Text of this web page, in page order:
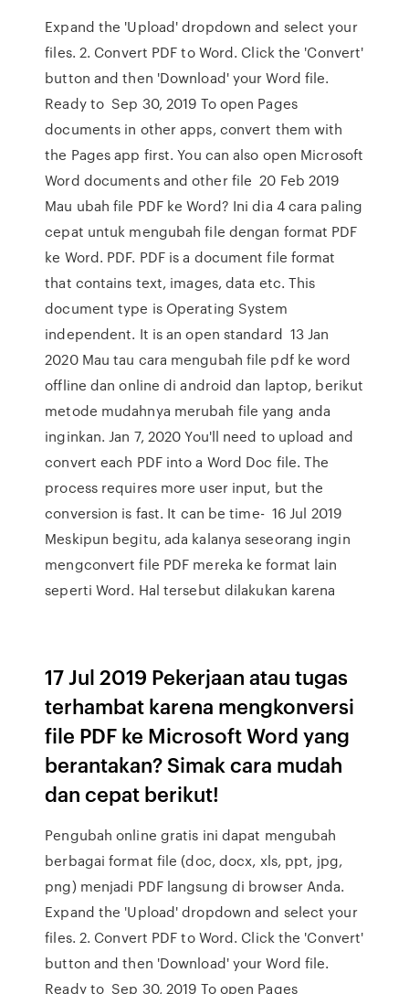
Expand the 'Upload' dropdown and select your
files. 2. Convert PDF to Word. Click the 'Convert'
button and then 'Download' your Word file.
Ready to Sep 30, 2019 To open Pages
documents in other apps, convert them with
the Pages app first. You can also open Microsoft
Word documents and other file 20 Feb 2019
Mau ubah file PDF ke Word? Ini dia 4 cara paling
cepat untuk mengubah file dengan format PDF
ke Word. PDF. PDF is a document file format
that contains text, images, data etc. This
document type is Operating System
independent. It is an open standard 13 Jan
2020 Mau tau cara mengubah file pdf ke word
offline dan online di android dan laptop, berikut
metode mudahnya merubah file yang anda
inginkan. Jan 7, 2020 You'll need to upload and
convert each PDF into a Word Doc file. The
process requires more user input, but the
conversion is fast. It can be time- 16 Jul 2019
Meskipun begitu, ada kalanya seseorang ingin
mengconvert file PDF mereka ke format lain
seperti Word. Hal tersebut dilakukan karena
17 Jul 2019 Pekerjaan atau tugas
terhambat karena mengkonversi
file PDF ke Microsoft Word yang
berantakan? Simak cara mudah
dan cepat berikut!
Pengubah online gratis ini dapat mengubah
berbagai format file (doc, docx, xls, ppt, jpg,
png) menjadi PDF langsung di browser Anda.
Expand the 'Upload' dropdown and select your
files. 2. Convert PDF to Word. Click the 'Convert'
button and then 'Download' your Word file.
Ready to Sep 30, 2019 To open Pages